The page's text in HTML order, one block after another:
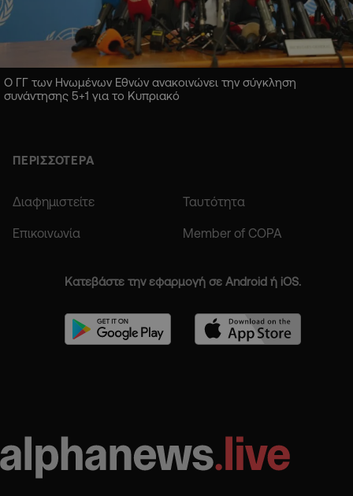
Ο ΓΓ των Ηνωμένων Εθνών ανακοινώνει την σύγκληση
συνάντησης 5+1 για το Κυπριακό
ΠΕΡΙΣΣΟΤΕΡΑ
Διαφημιστείτε Ταυτότητα
Επικοινωνία Member of COPA
Κατεβάστε την εφαρμογή σε Android ή iOS.